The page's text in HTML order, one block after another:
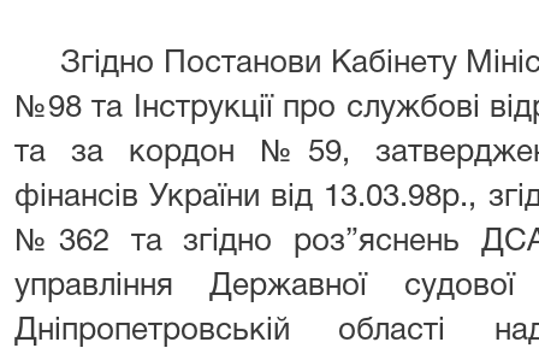
Згідно Постанови Кабінету
№98 та Інструкції про службові
та за кордон №59,
фінансів України від 13.03.98р.,
№362 та згідно роз”яснень
управління Державної судової
Дніпропетровській області